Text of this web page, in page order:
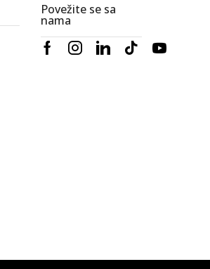
Povežite se sa
nama